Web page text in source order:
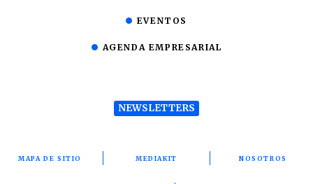
EVENTOS
AGENDA EMPRESARIAL
NEWSLETTERS
MAPA DE SITIO MEDIAKIT NOSOTROS